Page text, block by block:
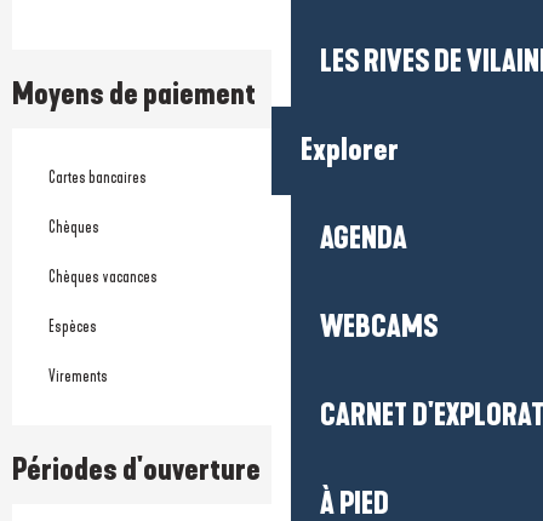
LES RIVES DE
Explorer
AGENDA
WEBCAMS
CARNET
À PIED
Moyens de paiement
Cartes bancaires
Chèques
Chèques vacances
Espèces
Virements
Périodes d'ouverture